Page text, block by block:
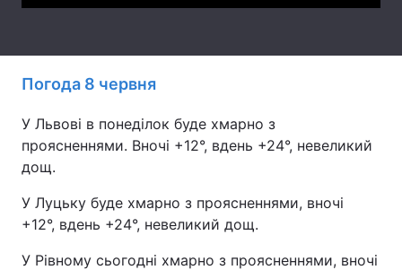
Контакти
Послуги
Погода 8 червня
У Львові в понеділок буде хмарно з
проясненнями. Вночі +12°, вдень +24°, невеликий
дощ.
У Луцьку буде хмарно з проясненнями, вночі
+12°, вдень +24°, невеликий дощ.
У Рівному сьогодні хмарно з проясненнями, вночі